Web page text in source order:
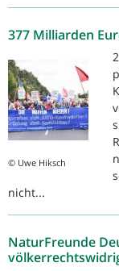
377 Milliarden
© Uwe Hiksch
nicht...
NaturFreunde